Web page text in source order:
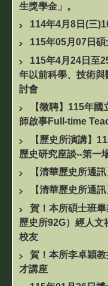
生獎學金」。
114年4月8日(三
115年05月07日
115年4月24日至
年以前科學、技術
討會
【徵聘】115年
師啟事Full-time
【歷史所演講】
歷史研究座談--第一
【清華歷史所通
【清華歷史所通
賀！本所碩士班
歷史所92G）經人文
校友
賀！本所李卓穎
才講座